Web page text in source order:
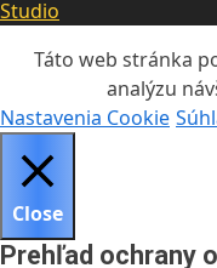
Studio
Táto web stránka
analýzu
Nastavenia Cookie
Close
Prehľad ochrany